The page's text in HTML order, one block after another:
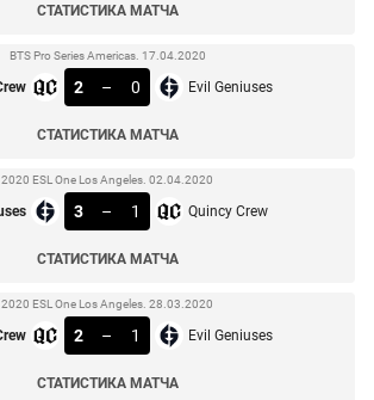
СТАТИСТИКА МАТЧА
BTS Pro Series Americas. 17.04.2020
2 – 0 Evil Geniuses
СТАТИСТИКА МАТЧА
2020 ESL One Los Angeles. 02.04.2020
3 – 1 Quincy Crew
СТАТИСТИКА МАТЧА
2020 ESL One Los Angeles. 28.03.2020
2 – 1 Evil Geniuses
СТАТИСТИКА МАТЧА